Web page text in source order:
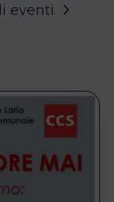
eventi